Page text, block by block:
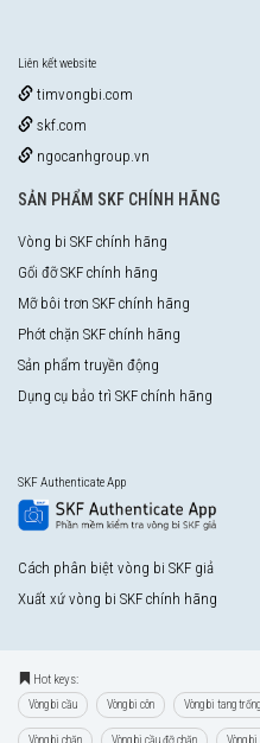
Liên kết website
timvongbi.com
skf.com
ngocanhgroup.vn
SẢN PHẨM SKF CHÍNH HÃNG
Vòng bi SKF chính hãng
Gối đỡ SKF chính hãng
Mỡ bôi trơn SKF chính hãng
Phớt chặn SKF chính hãng
Sản phẩm truyền động
Dụng cụ bảo trì SKF chính hãng
SKF Authenticate App
Cách phân biệt vòng bi SKF giả
Xuất xứ vòng bi SKF chính hãng
Hot keys:
Vòng bi cầu Vòng bi côn Vòng bi tang trống
Vòng bi chặn Vòng bi cầu đỡ chặn Vòng